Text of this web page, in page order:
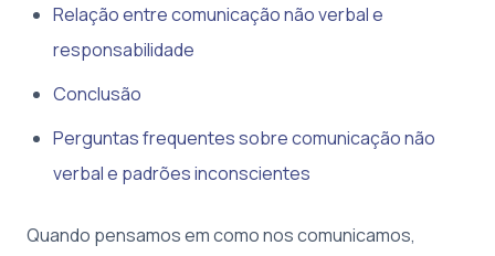
Relação entre comunicação não verbal e
responsabilidade
Conclusão
Perguntas frequentes sobre comunicação não
verbal e padrões inconscientes
Quando pensamos em como nos comunicamos,